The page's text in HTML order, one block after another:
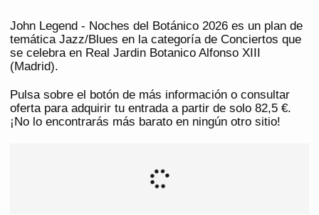
John Legend - Noches del Botánico 2026 es un plan de
temática Jazz/Blues en la categoría de Conciertos que
se celebra en Real Jardin Botanico Alfonso XIII
(Madrid).
Pulsa sobre el botón de más información o consultar
oferta para adquirir tu entrada a partir de solo 82,5 €.
¡No lo encontrarás más barato en ningún otro sitio!